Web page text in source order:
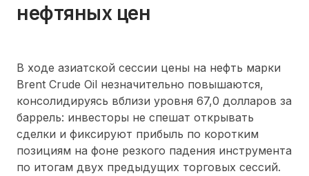
нефтяных цен
В ходе азиатской сессии цены на нефть марки
Brent Crude Oil незначительно повышаются,
консолидируясь вблизи уровня 67,0 долларов за
баррель: инвесторы не спешат открывать
сделки и фиксируют прибыль по коротким
позициям на фоне резкого падения инструмента
по итогам двух предыдущих торговых сессий.